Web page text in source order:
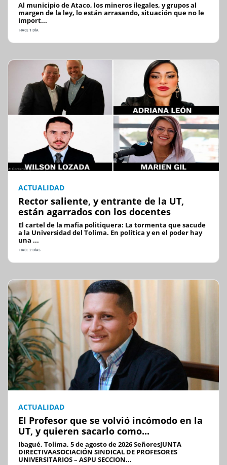
Al municipio de Ataco, los mineros ilegales, y grupos al
margen de la ley, lo están arrasando, situación que no le
import...
HACE 1 DÍA
ACTUALIDAD
Rector saliente, y entrante de la UT,
están agarrados con los docentes
El cartel de la mafia politiquera: La tormenta que sacude
a la Universidad del Tolima. En política y en el poder hay
una ...
HACE 2 DÍAS
ACTUALIDAD
El Profesor que se volvió incómodo en la
UT, y quieren sacarlo como...
Ibagué, Tolima, 5 de agosto de 2026 SeñoresJUNTA
DIRECTIVAASOCIACIÓN SINDICAL DE PROFESORES
UNIVERSITARIOS – ASPU SECCION...